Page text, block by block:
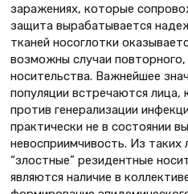
заражениях, которые
защита вырабатывается
тканей носоглотки
возможны случаи
носительства. Важнейшее
популяции встречаются
против генерализации
практически не в состоянии
невосприимчивость. Из
“злостные” резидентные
являются наличие в